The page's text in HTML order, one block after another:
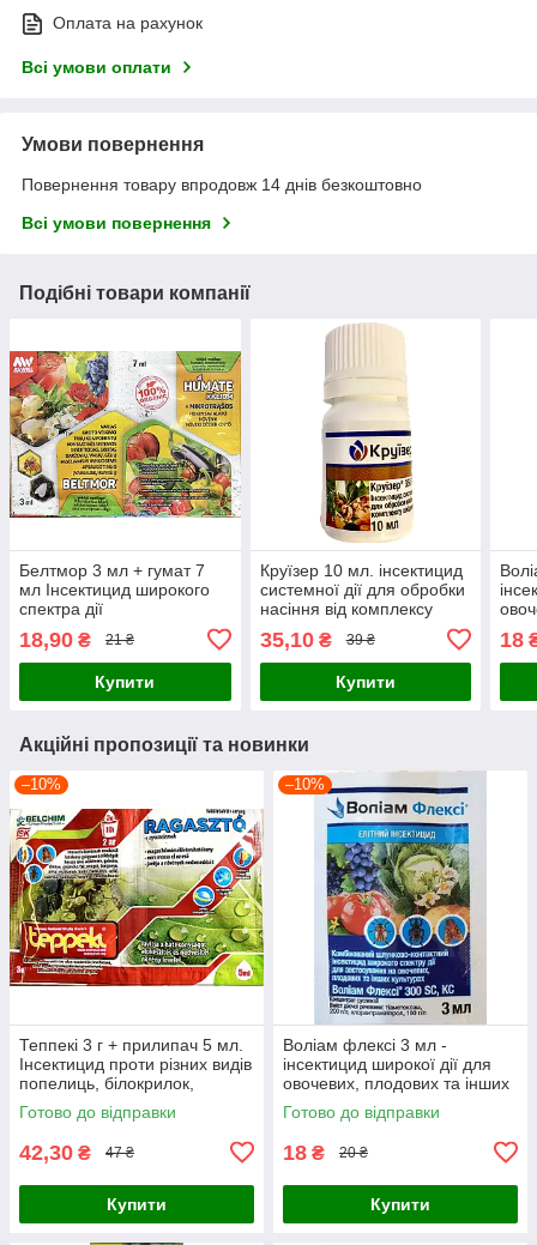
Оплата на рахунок
Всі умови оплати
Умови повернення
Повернення товару впродовж 14 днів безкоштовно
Всі умови повернення
Подібні товари компанії
Белтмор 3 мл + гумат 7
мл Інсектицид широкого
спектра дії
18,90 ₴ 21 ₴
Купити
Круїзер 10 мл. інсектицид
системної дії для обробки
насіння від комплексу
35,10₴ 39 ₴
Купити
18
Акційні пропозиції та новинки
–10%
Теппекі 3 г + прилипач 5 мл.
Інсектицид проти різних видів
попелиць, білокрилок,
трипсів, щитівок та інших
шкідників
Готово до відправки
42,30 ₴ 47 ₴
Купити
–10%
Воліам флексі 3 мл -
інсектицид широкої дії для
овочевих, плодових та інших
культурах
Готово до відправки
18 ₴ 20 ₴
Купити